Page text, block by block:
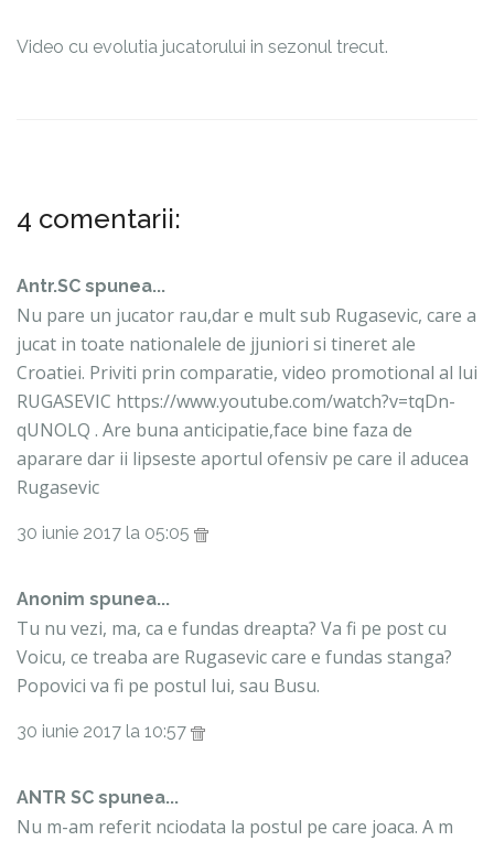
Video cu evolutia jucatorului in sezonul trecut.
4 comentarii:
Antr.SC spunea...
Nu pare un jucator rau,dar e mult sub Rugasevic, care a
jucat in toate nationalele de jjuniori si tineret ale
Croatiei. Priviti prin comparatie, video promotional al lui
RUGASEVIC https://www.youtube.com/watch?v=tqDn-
qUNOLQ . Are buna anticipatie,face bine faza de
aparare dar ii lipseste aportul ofensiv pe care il aducea
Rugasevic
30 iunie 2017 la 05:05
Anonim spunea...
Tu nu vezi, ma, ca e fundas dreapta? Va fi pe post cu
Voicu, ce treaba are Rugasevic care e fundas stanga?
Popovici va fi pe postul lui, sau Busu.
30 iunie 2017 la 10:57
ANTR SC spunea...
Nu m-am referit nciodata la postul pe care joaca. A m